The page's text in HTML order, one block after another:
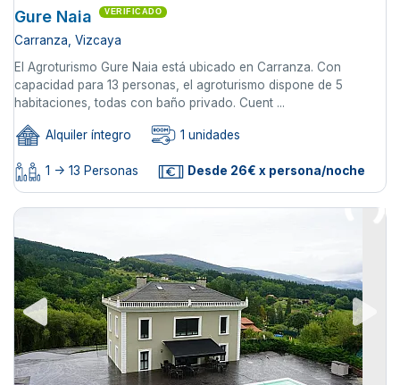
Gure Naia VERIFICADO
Carranza, Vizcaya
El Agroturismo Gure Naia está ubicado en Carranza. Con
capacidad para 13 personas, el agroturismo dispone de 5
habitaciones, todas con baño privado. Cuent ...
Alquiler íntegro 1 unidades
1 -> 13 Personas Desde 26€ x persona/noche